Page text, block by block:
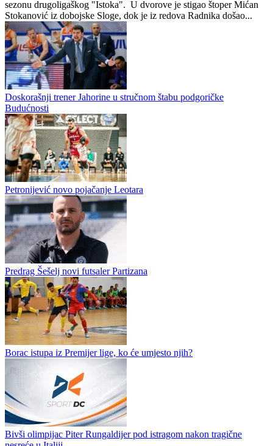
sezonu drugoligaškog "Istoka". U dvorove je stigao štoper Mićan
Stokanović iz dobojske Sloge, dok je iz redova Radnika došao...
Doskorašnji trener Jahorine u stručnom štabu podgoričke
Budućnosti
Petronijević novo pojačanje Leotara
Predrag Šešelj novi futsaler Partizana
Borac istupa iz Premijer lige, ko će umjesto njih?
Bivši olimpijac Piter Rungaldiјеr pod istragom nakon tragične